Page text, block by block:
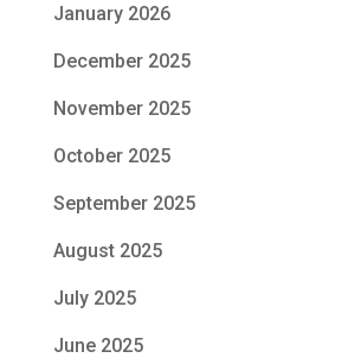
January 2026
December 2025
November 2025
October 2025
September 2025
August 2025
July 2025
June 2025